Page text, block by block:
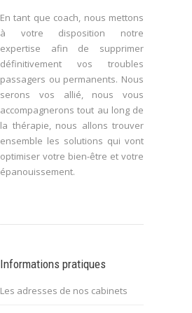
En tant que coach, nous mettons
à votre disposition notre
expertise afin de supprimer
définitivement vos troubles
passagers ou permanents. Nous
serons vos allié, nous vous
accompagnerons tout au long de
la thérapie, nous allons trouver
ensemble les solutions qui vont
optimiser votre bien-être et votre
épanouissement.
Informations pratiques
Les adresses de nos cabinets